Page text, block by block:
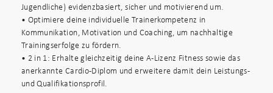
Jugendliche) evidenzbasiert, sicher und motivierend um.
• Optimiere deine individuelle Trainerkompetenz in
Kommunikation, Motivation und Coaching, um nachhaltige
Trainingserfolge zu fördern.
• 2 in 1: Erhalte gleichzeitig deine A-Lizenz Fitness sowie das
anerkannte Cardio-Diplom und erweitere damit dein Leistungs-
und Qualifikationsprofil.